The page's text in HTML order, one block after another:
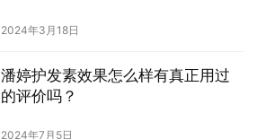
2024年3月18日
潘婷护发素效果怎么样有真正用过
的评价吗？
2024年7月5日